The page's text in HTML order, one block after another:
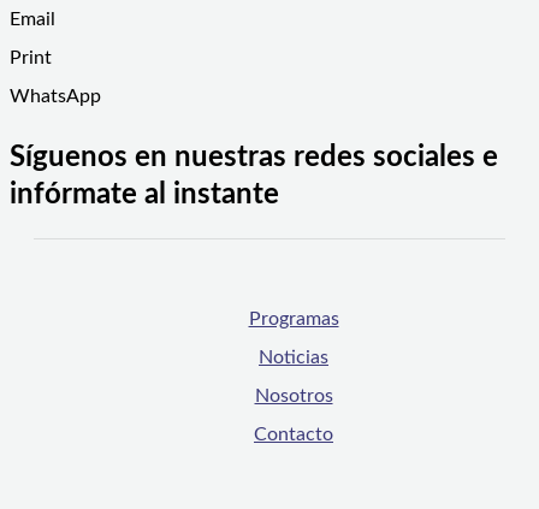
Email
Print
WhatsApp
Síguenos en nuestras redes sociales e
infórmate al instante
Programas
Noticias
Nosotros
Contacto